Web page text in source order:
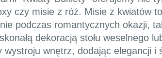
czy misie z róż. Misie z kwiatów
podczas romantycznych okazji,
dekoracją stołu weselnego
wystroju wnętrz, dodając elegancji i